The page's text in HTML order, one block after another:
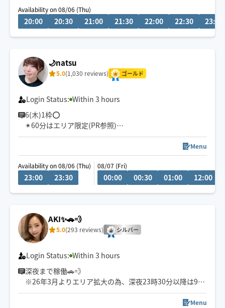
Availability on 08/06 (Thu)
20:00 20:30 21:00 21:30 22:00 22:30 23:00
🌙natsu
5.0(1,030 reviews) ゴールド
Login Status: Within 3 hours
6(木)1枠⭕️
✴︎60分はエリア限定(PR参照)
心身の疲れをゆるやかにほどきます🕯️
ゆったり〜がっつりまで柔軟に対応
明日を軽やかに過ごせますように🤸💫
Menu
Availability on 08/06 (Thu)
23:00 23:30
08/07 (Fri)
00:00 00:30 01:00 12:00
AKI✨🚗💨
5.0(293 reviews) シルバー
Login Status: Within 3 hours
深夜まで稼働🚗💨
※26年3月よりエリア拡大の為、深夜23時30分以降は90
分以上のコースよりご予約承ります🙇🙇
施術内容・施術時間のご相談、臨機応変に対応いたしま
Menu